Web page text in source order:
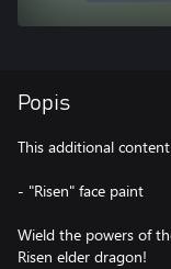
Popis
This additional
- "Risen" face paint
Wield the powers of
Risen elder dragon!